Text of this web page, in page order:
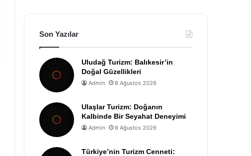
Son Yazılar
Uludağ Turizm: Balıkesir’in
Doğal Güzellikleri
Admin 8 Ağustos 2026
Ulaşlar Turizm: Doğanın
Kalbinde Bir Seyahat Deneyimi
Admin 8 Ağustos 2026
Türkiye’nin Turizm Cenneti: